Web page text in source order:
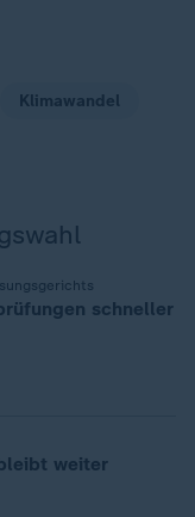
Klimawandel
schneller
weiter